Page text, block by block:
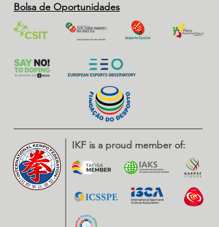
Bolsa de Oportunidades
IKF is a proud member of: